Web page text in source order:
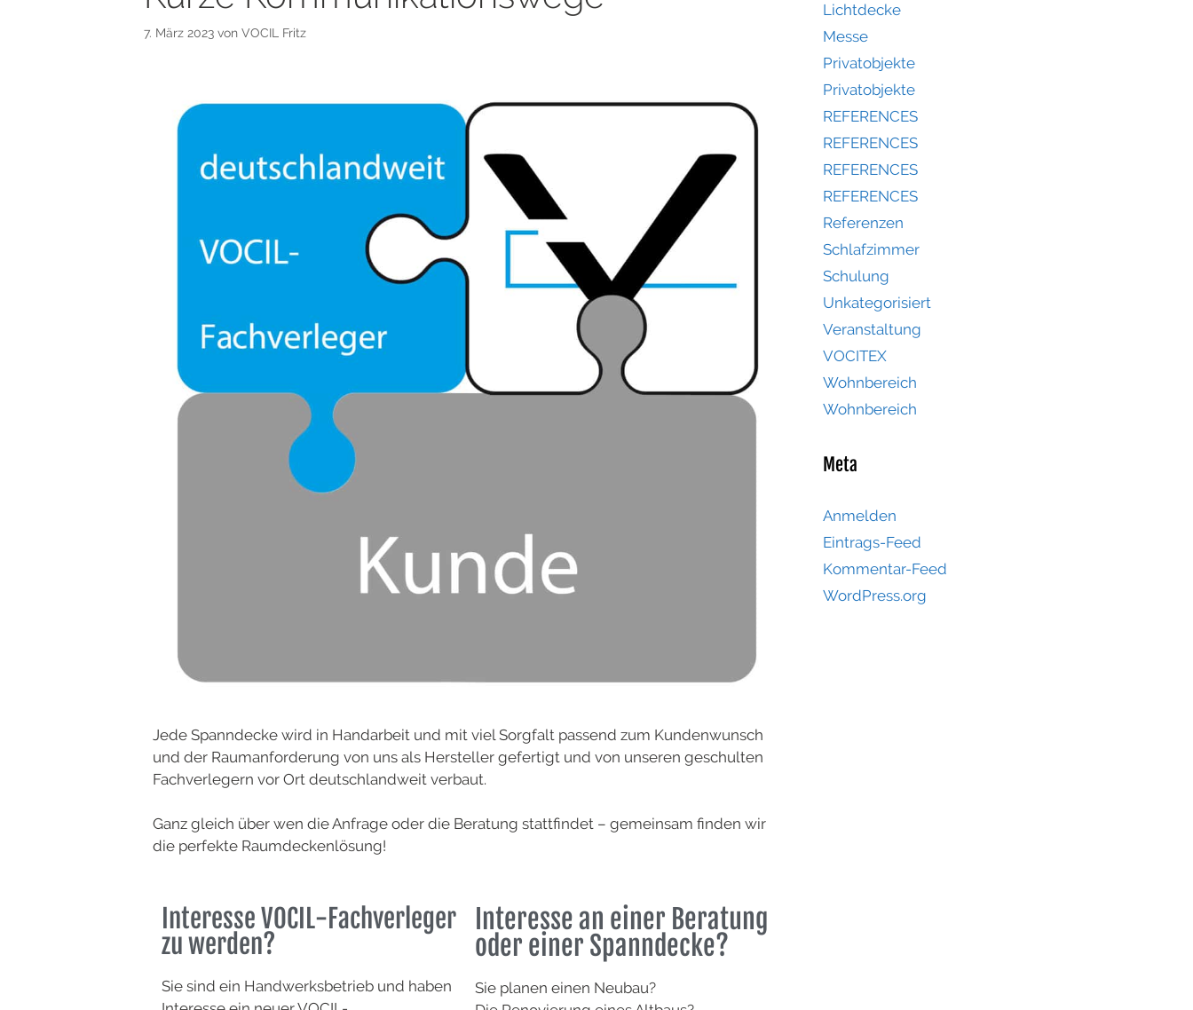
7. März 2023 von VOCIL Fritz
Jede Spanndecke wird in Handarbeit und mit viel Sorgfalt passend zum Kundenwunsch
und der Raumanforderung von uns als Hersteller gefertigt und von unseren geschulten
Fachverlegern vor Ort deutschlandweit verbaut.
Ganz gleich über wen die Anfrage oder die Beratung stattfindet – gemeinsam finden wir
die perfekte Raumdeckenlösung!
Interesse VOCIL-Fachverleger
zu werden?
Sie sind ein Handwerksbetrieb und haben
Interesse an einer Beratung
oder einer Spanndecke?
Sie planen einen Neubau?
Lichtdecke
Messe
Privatobjekte
Privatobjekte
REFERENCES
REFERENCES
REFERENCES
REFERENCES
Referenzen
Schlafzimmer
Schulung
Unkategorisiert
Veranstaltung
VOCITEX
Wohnbereich
Wohnbereich
Meta
Anmelden
Eintrags-Feed
Kommentar-Feed
WordPress.org